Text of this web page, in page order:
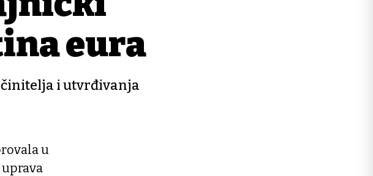
eura
i utvrđivanja
u